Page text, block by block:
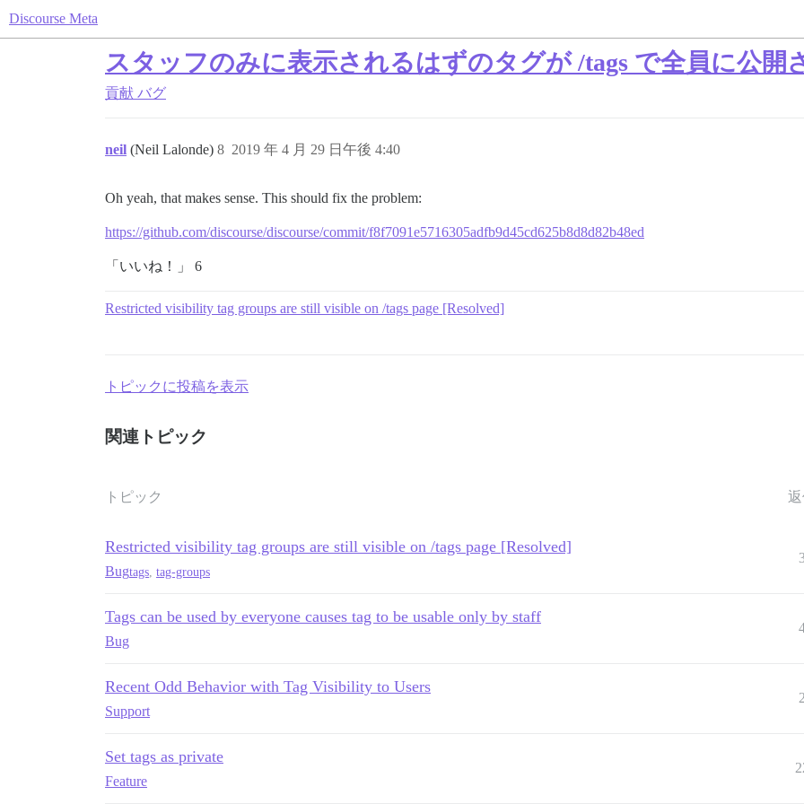
Discourse Meta
スタッフのみに表示されるはずのタグが /tags で全員に公開
貢献 バグ
neil (Neil Lalonde) 2019 年 4 月 29 日午後 4:40
8
Oh yeah, that makes sense. This should fix the problem:
https://github.com/discourse/discourse/commit/f8f7091e5716305adfb9d45cd625b8d8d82b48ed
「いいね！」 6
Restricted visibility tag groups are still visible on /tags page [Resolved]
トピックに投稿を表示
関連トピック
トピック
Restricted visibility tag groups are still visible on /tags page [Resolved]
Bugtags tag-groups
Tags can be used by everyone causes tag to be usable only by staff
Bug
Recent Odd Behavior with Tag Visibility to Users
Support
2
Set tags as private
Feature